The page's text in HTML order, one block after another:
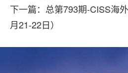
下一篇：总第793期-CISS海
月21-22日）